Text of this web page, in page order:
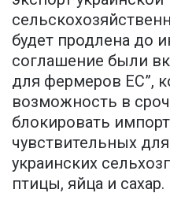
будет продлена до
соглашение были
для фермеров ЕС”,
возможность в
блокировать
чувствительных
украинских
птицы, яйца и сахар.